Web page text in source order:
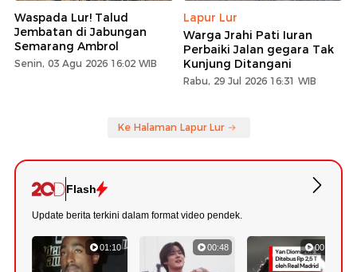
Waspada Lur! Talud
Jembatan di Jabungan
Semarang Ambrol
Senin, 03 Agu 2026 16:02 WIB
Lapur Lur
Warga Jrahi Pati Iuran
Perbaiki Jalan gegara Tak
Kunjung Ditangani
Rabu, 29 Jul 2026 16:31 WIB
Ke Halaman Lapur Lur
Flash
Update berita terkini dalam format video pendek.
01:10 00:48 00:43